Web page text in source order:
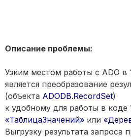
Описание проблемы:
Узким местом работы с ADO в
является преобразование
(объекта ADODB.RecordSet)
к удобному для работы в коде
«ТаблицаЗначений» или
Выгрузку результата запроса